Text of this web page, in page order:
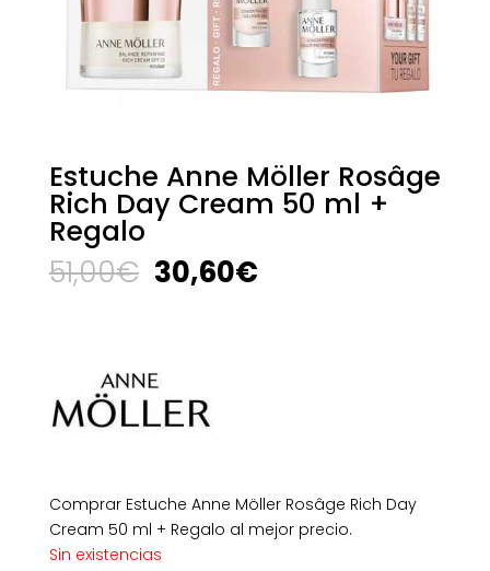
Estuche Anne Möller Rosâge
Rich Day Cream 50 ml +
Regalo
51,00€ El
precio
51,00€.
30,60€El
Comprar Estuche Anne Möller Rosâge Rich Day
Cream 50 ml + Regalo al mejor precio.
Sin existencias